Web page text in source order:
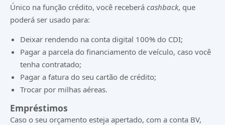
Único na função crédito, você receberá cashback, que
poderá ser usado para:
Deixar rendendo na conta digital 100% do CDI;
Pagar a parcela do financiamento de veículo, caso você
tenha contratado;
Pagar a fatura do seu cartão de crédito;
Trocar por milhas aéreas.
Empréstimos
Caso o seu orçamento esteja apertado, com a conta BV,